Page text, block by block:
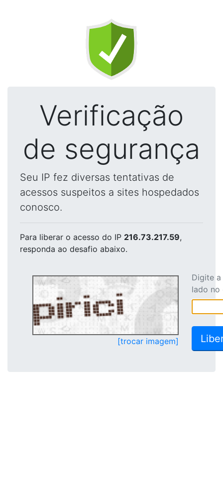
Verificação
de segurança
Seu IP fez diversas tentativas de
acessos suspeitos a sites hospedados
conosco.
Para liberar o acesso do IP 216.73.217.59,
responda ao desafio abaixo.
[trocar imagem]
Digite
lado no